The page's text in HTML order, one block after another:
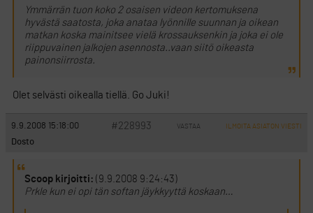
Ymmärrän tuon koko 2 osaisen videon kertomuksena
hyvästä saatosta, joka anataa lyönnille suunnan ja oikean
matkan koska mainitsee vielä krossauksenkin ja joka ei ole
riippuvainen jalkojen asennosta..vaan siitö oikeasta
painonsiirrosta.
Olet selvästi oikealla tiellä. Go Juki!
9.9.2008 15:18:00 #228993 VASTAA ILMOITA ASIATON VIESTI
Dosto
Scoop kirjoitti: (9.9.2008 9:24:43)
Prkle kun ei opi tän softan jäykkyyttä koskaan…